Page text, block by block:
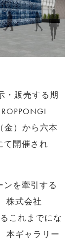
・販売する期
金）から六本
て開催され
を牽引する
株式会社
これまでにな
本ギャラリー